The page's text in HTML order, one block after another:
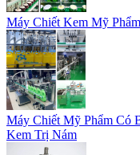
Máy Chiết Kem Mỹ
Máy Chiết Mỹ Phẩm Có
Kem Trị Nám